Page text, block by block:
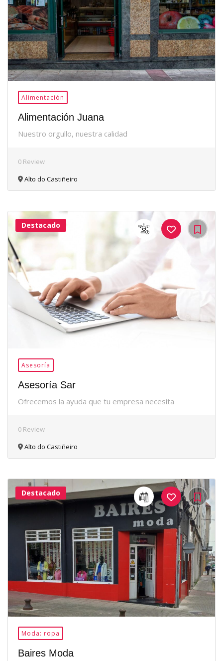
Alimentación
Alimentación Juana
Nuestro orgullo, nuestra calidad
0 Review
Alto do Castiñeiro
36Me
Gusta
Destacado
Asesoría
Asesoría Sar
Ofrecemos la ayuda que tu empresa necesita
0 Review
Alto do Castiñeiro
26Me
Gusta
Destacado
Moda: ropa
Baires Moda